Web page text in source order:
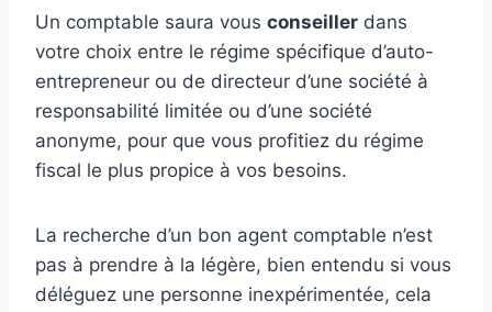
Un comptable saura vous conseiller dans
votre choix entre le régime spécifique d’auto-
entrepreneur ou de directeur d’une société à
responsabilité limitée ou d’une société
anonyme, pour que vous profitiez du régime
fiscal le plus propice à vos besoins.
La recherche d’un bon agent comptable n’est
pas à prendre à la légère, bien entendu si vous
déléguez une personne inexpérimentée, cela